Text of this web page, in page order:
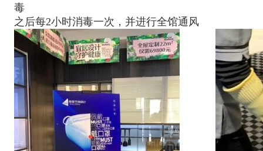
毒
之后每2小时消毒一次，并进行全馆通风